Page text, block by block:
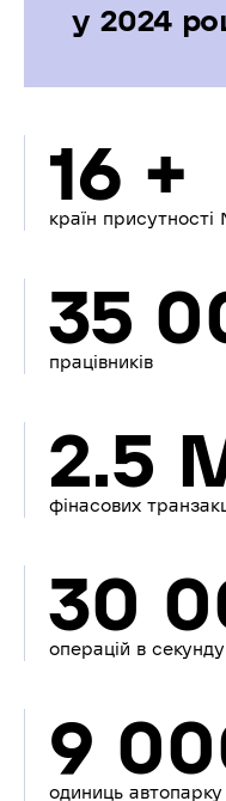
у 2024
16 +
країн
35
працівників
2.5
фінасових
30
операцій в
9
одиниць автопарку